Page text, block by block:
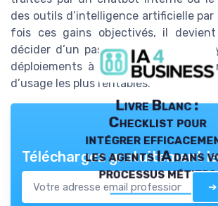
des outils d’intelligence artificielle par
fois ces gains objectivés, il
décider d’un passage à des offres
déploiements à grande échelle, en
d’usage les plus rentables.
Livre Blanc :
Checklist pour
intégrer
les agents IA dans
processus métiers
Téléchargez gratuitement
➔